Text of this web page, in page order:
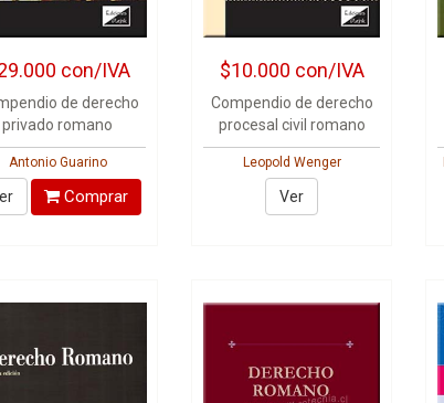
con/IVA
de derecho
privado romano
Antonio Guarino
Comprar
$10.000 con/IVA
Compendio de derecho
procesal civil romano
Leopold Wenger
Ver